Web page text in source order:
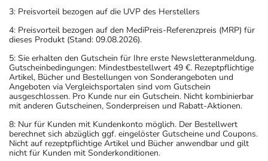
individuell abstimmt, sollten Sie das Arzneimittel daher
Aufbewahrung
Aufbewahrung
Lagerung vor Anbruch
Das Arzneimittel muss
- vor Hitze geschützt
- vor Feuchtigkeit geschützt (z.B. im fest verschlossenen
Behältnis)
3: Preisvorteil bezogen auf die UVP des Herstellers
4: Preisvorteil bezogen auf den MediPreis-Referenzpreis (MRP) für
dieses Produkt (Stand: 09.08.2026).
5: Sie erhalten den Gutschein für Ihre erste Newsletteranmeldung.
Gutscheinbedingungen: Mindestbestellwert 49 €. Rezeptpflichtige
Artikel, Bücher und Bestellungen von Sonderangeboten und
Angeboten via Vergleichsportalen sind vom Gutschein
ausgeschlossen. Pro Kunde nur ein Gutschein. Nicht kombinierbar
mit anderen Gutscheinen, Sonderpreisen und Rabatt-Aktionen.
8: Nur für Kunden mit Kundenkonto möglich. Der Bestellwert
berechnet sich abzüglich ggf. eingelöster Gutscheine und Coupons.
Nicht auf rezeptpflichtige Artikel und Bücher anwendbar und gilt
nicht für Kunden mit Sonderkonditionen.